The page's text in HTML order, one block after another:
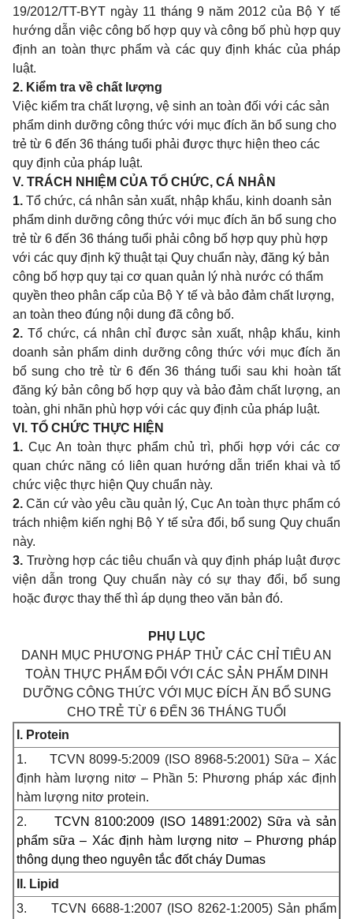
19/2012/TT-BYT ngày 11 tháng 9 năm 2012 của Bộ Y tế
hướng dẫn việc công bố hợp quy và công bố phù hợp quy
định an toàn thực phẩm và các quy định khác của pháp
luật.
2. Kiểm tra về chất lượng
Việc kiểm tra chất lượng, vệ sinh an toàn đối với các sản
phẩm dinh dưỡng công thức với mục đích ăn bổ sung cho
trẻ từ 6 đến 36 tháng tuổi phải được thực hiện theo các
quy định của pháp luật.
V. TRÁCH NHIỆM CỦA TỔ CHỨC, CÁ NHÂN
1. Tổ chức, cá nhân sản xuất, nhập khẩu, kinh doanh sản
phẩm dinh dưỡng công thức với mục đích ăn bổ sung cho
trẻ từ 6 đến 36 tháng tuổi phải công bố hợp quy phù hợp
với các quy định kỹ thuật tại Quy chuẩn này, đăng ký bản
công bố hợp quy tại cơ quan quản lý nhà nước có thẩm
quyền theo phân cấp của Bộ Y tế và bảo đảm chất lượng,
an toàn theo đúng nội dung đã công bố.
2. Tổ chức, cá nhân chỉ được sản xuất, nhập khẩu, kinh
doanh sản phẩm dinh dưỡng công thức với mục đích ăn
bổ sung cho trẻ từ 6 đến 36 tháng tuổi sau khi hoàn tất
đăng ký bản công bố hợp quy và bảo đảm chất lượng, an
toàn, ghi nhãn phù hợp với các quy định của pháp luật.
VI. TỔ CHỨC THỰC HIỆN
1. Cục An toàn thực phẩm chủ trì, phối hợp với các cơ
quan chức năng có liên quan hướng dẫn triển khai và tổ
chức việc thực hiện Quy chuẩn này.
2.Căn cứ vào yêu cầu quản lý, Cục An toàn thực phẩm có
trách nhiệm kiến nghị Bộ Y tế sửa đổi, bổ sung Quy chuẩn
này.
3. Trường hợp các tiêu chuẩn và quy định pháp luật được
viện dẫn trong Quy chuẩn này có sự thay đổi, bổ sung
hoặc được thay thế thì áp dụng theo văn bản đó.
PHỤ LỤC
DANH MỤC PHƯƠNG PHÁP THỬ CÁC CHỈ TIÊU AN
TOÀN THỰC PHẨM ĐỐI VỚI CÁC SẢN PHẨM DINH
DƯỠNG CÔNG THỨC VỚI MỤC ĐÍCH ĂN BỔ SUNG
CHO TRẺ TỪ 6 ĐẾN 36 THÁNG TUỔI
I. Protein
1.
TCVN 8099-5:2009 (ISO 8968-5:2001) Sữa – Xác
định hàm lượng nitơ – Phần 5: Phương pháp xác định
hàm lượng nitơ protein.
2.
TCVN 8100:2009 (ISO 14891:2002) Sữa và sản
phẩm sữa – Xác định hàm lượng nitơ – Phương pháp
thông dụng theo nguyên tắc đốt cháy Dumas
II. Lipid
3.
TCVN 6688-1:2007 (ISO 8262-1:2005) Sản phẩm